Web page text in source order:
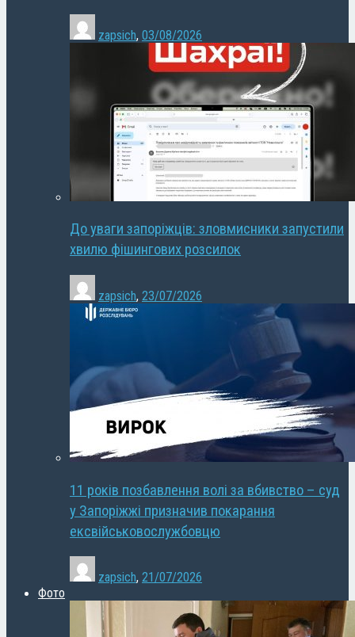
zapsich, 03/08/2026
До уваги запоріжців: зловмисники запустили
хвилю фішингових розсилок
zapsich, 23/07/2026
11 років позбавлення волі за вбивство – суд
у Запоріжжі призначив покарання
ексвійськовослужбовцю
zapsich, 21/07/2026
Фото